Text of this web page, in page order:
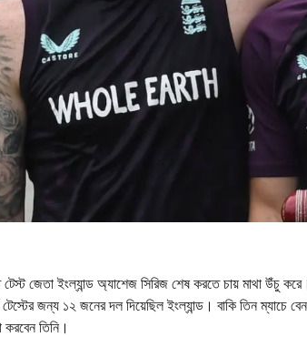
টেস্ট জেতা ইংল্যান্ড অ্যাশেজ সিরিজ শেষ করতে চায় মাথা উঁচু
জন্য ১২ জনের দল দিয়েছিল ইংল্যান্ড। বাকি তিন
করবেন তিনি।